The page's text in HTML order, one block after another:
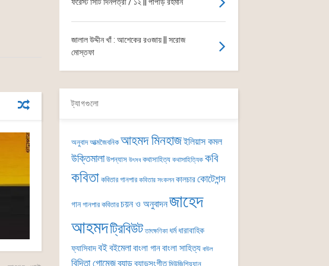
জালাল উদ্দীন খাঁ : আশেকের রওজায় || সরোজ
মোস্তফা
ট্যাগগুলো
অনুবাদ আত্মজৈবনিক আহমদ মিনহাজইলিয়াস কমল
উক্তিমালা উপন্যাস উৎসব কথাসাহিত্য কথাসাহিত্যিক কবি
কবিতা কবিতার গানপার কবিতার সংকলন কালচারকোটেশন্স
গান গানপার কবিতার চয়ন ও অনুবাদনজাহেদ
আহমদট্রিবিউট তাৎক্ষণিকা ধর্ম ধারাবাহিক
ফ্যাসিবাদবইবইমেলাবাংলা গানবাংলা সাহিত্য বাউল
বিদিতা গোমেজব্যান্ডব্যান্ডসংগীত মিউজিশিয়্যান